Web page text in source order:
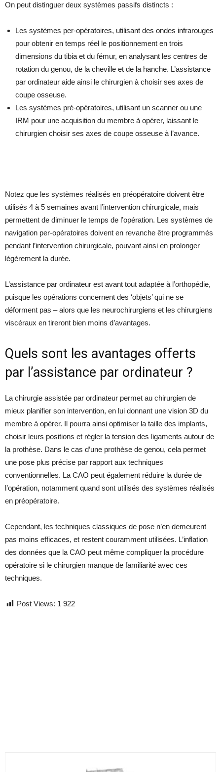
On peut distinguer deux systèmes passifs distincts :
Les systèmes per-opératoires, utilisant des ondes infrarouges
pour obtenir en temps réel le positionnement en trois
dimensions du tibia et du fémur, en analysant les centres de
rotation du genou, de la cheville et de la hanche. L’assistance
par ordinateur aide ainsi le chirurgien à choisir ses axes de
coupe osseuse.
Les systèmes pré-opératoires, utilisant un scanner ou une
IRM pour une acquisition du membre à opérer, laissant le
chirurgien choisir ses axes de coupe osseuse à l’avance.
Notez que les systèmes réalisés en préopératoire doivent être
utilisés 4 à 5 semaines avant l’intervention chirurgicale, mais
permettent de diminuer le temps de l’opération. Les systèmes de
navigation per-opératoires doivent en revanche être programmés
pendant l’intervention chirurgicale, pouvant ainsi en prolonger
légèrement la durée.
L’assistance par ordinateur est avant tout adaptée à l’orthopédie,
puisque les opérations concernent des ‘objets’ qui ne se
déforment pas – alors que les neurochirurgiens et les chirurgiens
viscéraux en tireront bien moins d’avantages.
Quels sont les avantages offerts
par l’assistance par ordinateur ?
La chirurgie assistée par ordinateur permet au chirurgien de
mieux planifier son intervention, en lui donnant une vision 3D du
membre à opérer. Il pourra ainsi optimiser la taille des implants,
choisir leurs positions et régler la tension des ligaments autour de
la prothèse. Dans le cas d’une prothèse de genou, cela permet
une pose plus précise par rapport aux techniques
conventionnelles. La CAO peut également réduire la durée de
l’opération, notamment quand sont utilisés des systèmes réalisés
en préopératoire.
Cependant, les techniques classiques de pose n’en demeurent
pas moins efficaces, et restent couramment utilisées. L’inflation
des données que la CAO peut même compliquer la procédure
opératoire si le chirurgien manque de familiarité avec ces
techniques.
Post Views: 1 922